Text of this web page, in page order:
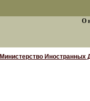
О
Министерство Иностранных